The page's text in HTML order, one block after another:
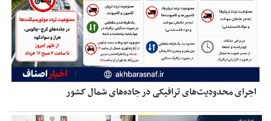
اجرای محدودیت‌های ترافیکی در جاده‌های شمال کشور